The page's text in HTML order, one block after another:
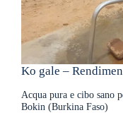
Ko gale –
Acqua pura e cibo sano
Bokin (Burkina Faso)